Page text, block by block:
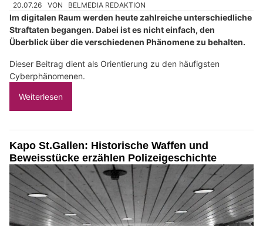
20.07.26 VON BELMEDIA REDAKTION
Im digitalen Raum werden heute zahlreiche unterschiedliche
Straftaten begangen. Dabei ist es nicht einfach, den
Überblick über die verschiedenen Phänomene zu behalten.
Dieser Beitrag dient als Orientierung zu den häufigsten
Cyberphänomenen.
Weiterlesen
Kapo St.Gallen: Historische Waffen und
Beweisstücke erzählen Polizeigeschichte